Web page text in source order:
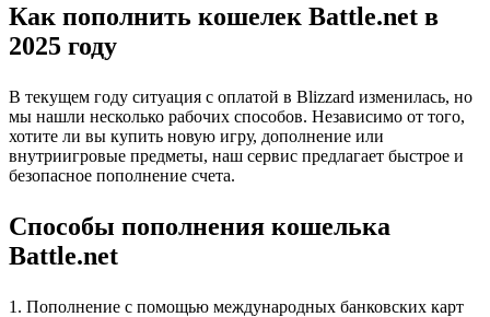
Как пополнить кошелек Battle.net в
2025 году
В текущем году ситуация с оплатой в Blizzard изменилась, но
мы нашли несколько рабочих способов. Независимо от того,
хотите ли вы купить новую игру, дополнение или
внутриигровые предметы, наш сервис предлагает быстрое и
безопасное пополнение счета.
Способы пополнения кошелька
Battle.net
1. Пополнение с помощью международных банковских карт